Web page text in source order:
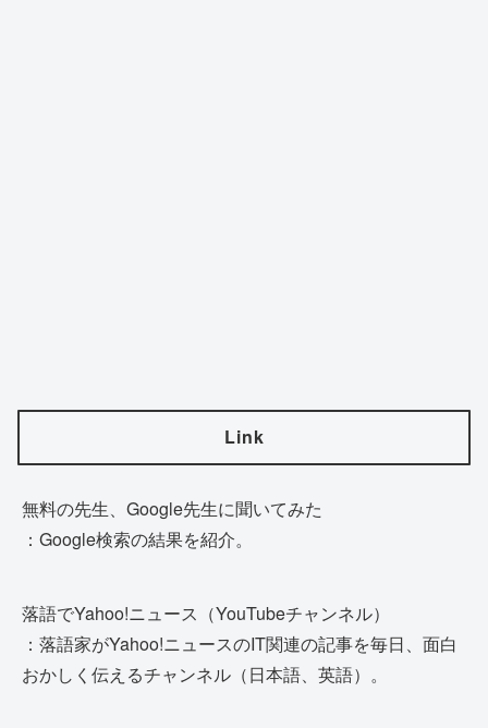
Link
無料の先生、Google先生に聞いてみた
：Google検索の結果を紹介。
落語でYahoo!ニュース（YouTubeチャンネル）
：落語家がYahoo!ニュースのIT関連の記事を毎日、面白
おかしく伝えるチャンネル（日本語、英語）。